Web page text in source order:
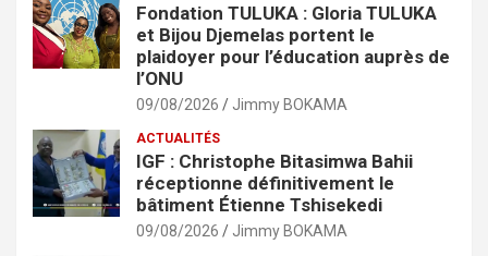
Fondation TULUKA : Gloria TULUKA
et Bijou Djemelas portent le
plaidoyer pour l’éducation auprès de
l’ONU
09/08/2026 Jimmy BOKAMA
ACTUALITÉS
IGF : Christophe Bitasimwa Bahii
réceptionne définitivement le
bâtiment Étienne Tshisekedi
09/08/2026 Jimmy BOKAMA